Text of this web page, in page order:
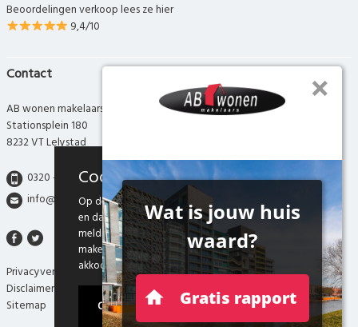
Beoordelingen verkoop lees ze hier
9,4/10
Contact
AB wonen makelaars
Stationsplein 180
8232 VT Lelystad
0320 - 280 280
info@abwonen.nl
Privacyverklaring
Disclaimer
Sitemap
Cookies
Op deze website maken we gebruik van cookies
en daarmee vergelijkbare technieken. Door deze
melding te sluiten, of door gebruik te blijven
maken van onze website weten we dat je hiermee
akkoord gaat.
Ok